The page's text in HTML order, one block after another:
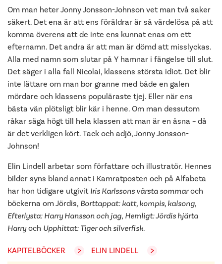
Om man heter Jonny Jonsson-Johnson vet man två saker
säkert. Det ena är att ens föräldrar är så värdelösa på att
komma överens att de inte ens kunnat enas om ett
efternamn. Det andra är att man är dömd att misslyckas.
Alla med namn som slutar på Y hamnar i fängelse till slut.
Det säger i alla fall Nicolai, klassens största idiot. Det blir
inte lättare om man bor granne med både en galen
mördare och klassens populäraste tjej. Eller när ens
bästa vän plötsligt blir kär i henne. Om man dessutom
råkar säga högt till hela klassen att man är en åsna – då
är det verkligen kört. Tack och adjö, Jonny Jonsson-
Johnson!
Elin Lindell arbetar som författare och illustratör. Hennes
bilder syns bland annat i Kamratposten och på Alfabeta
har hon tidigare utgivit Iris Karlssons värsta sommaroch
böckerna om Jördis, Borttappat: katt, kompis, kalsong,
Efterlysta: Harry Hansson och jag, Hemligt: Jördis hjärta
Harryoch Upphittat: Tiger och silverfisk.
KAPITELBÖCKER ELIN LINDELL